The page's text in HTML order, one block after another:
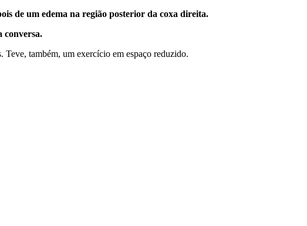
de um edema na região posterior da coxa direita.
conversa.
também, um exercício em espaço reduzido.